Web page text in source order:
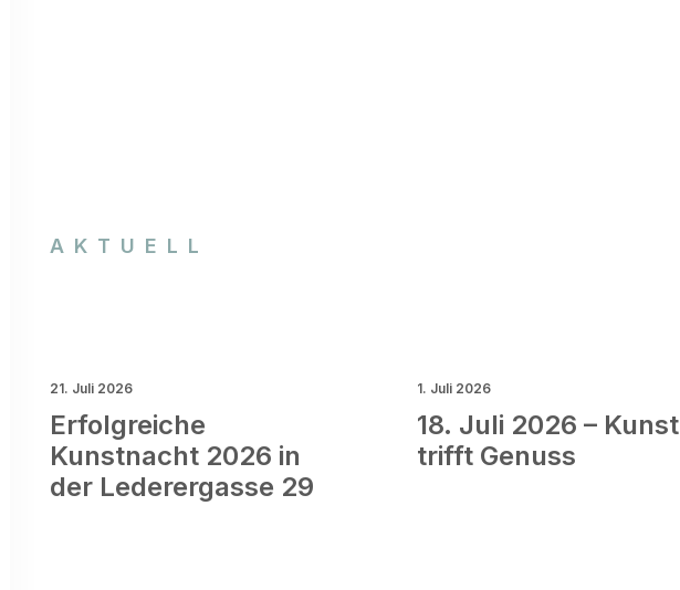
AKTUELL
21. Juli 2026
Erfolgreiche
Kunstnacht 2026 in
der Lederergasse 29
1. Juli 2026
18. Juli 2026 – Kunst
trifft Genuss